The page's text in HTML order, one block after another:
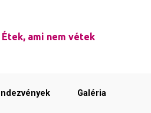
Étek, ami nem vétek
Galéria